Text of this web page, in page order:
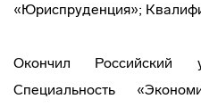
«Юриспруденция»;
Окончил Российский
Специальность